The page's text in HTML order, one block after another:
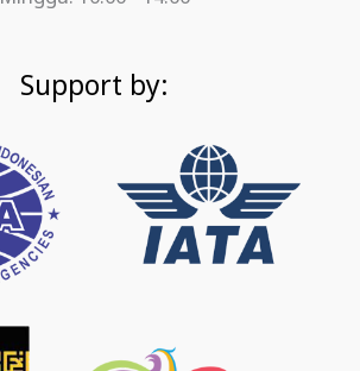
Support by: